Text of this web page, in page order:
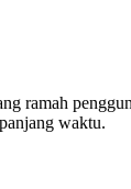
ramah
waktu.